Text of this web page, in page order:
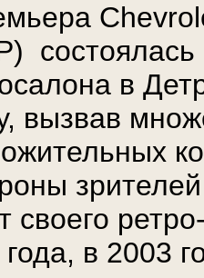
состоялась
в
вызвав
своего
года, в 2003